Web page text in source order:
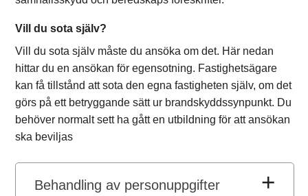
Vill du sota själv?
Vill du sota själv måste du ansöka om det. Här nedan
hittar du en ansökan för egensotning. Fastighetsägare
kan få tillstånd att sota den egna fastigheten själv, om det
görs på ett betryggande sätt ur brandskyddssynpunkt. Du
behöver normalt sett ha gått en utbildning för att ansökan
ska beviljas
Behandling av personuppgifter